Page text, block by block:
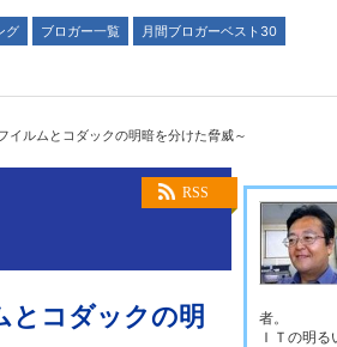
グ ブロガー一覧
月間ブロガーベスト30
ルムとコダックの明暗を分けた脅威～
RSS
コダックの明
者。
ＩＴの明